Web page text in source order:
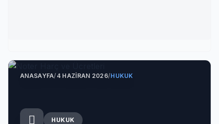
ANASAYFA/4 HAZIRAN 2026/HUKUK
HUKUK